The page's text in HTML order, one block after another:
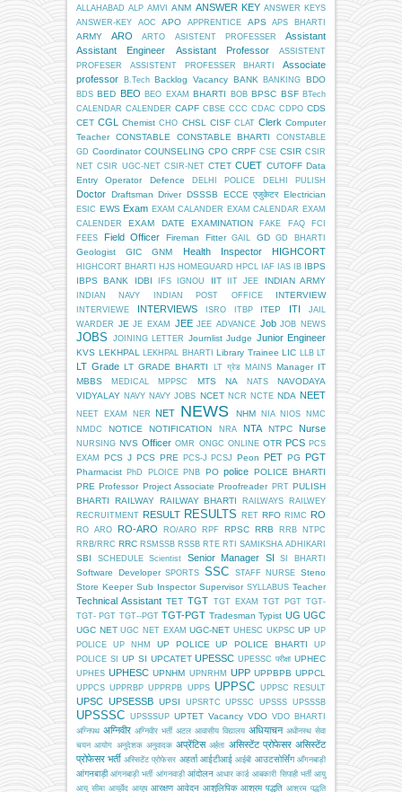
ALLAHABAD ALP AMVI ANM ANSWER KEY ANSWER KEYS
ANSWER-KEY
AOC APO APPRENTICE APS APS BHARTI
ARMY ARO ARTO ASISTENT PROFESSER
Assistant
Assistant Engineer
Assistant Professor
ASSISTENT
PROFESER
ASSISTENT PROFESSER BHARTI
Associate
professor
B.Tech Backlog Vacancy BANK BANKING BDO
BDS BED BEO BEO EXAM BHARTI BOB BPSC BSF BTech
CALENDAR CALENDER CAPF CBSE CCC CDAC CDPO CDS
CET CGL Chemist CHO CHSL CISF CLAT Clerk Computer
Teacher
CONSTABLE CONSTABLE BHARTI
CONSTABLE
GD Coordinator COUNSELING CPO CRPF CSE CSIR CSIR
NET CSIR UGC-NET CSIR-NET CTET CUET CUTOFF Data
Entry Operator
Defence DELHI POLICE DELHI PULISH
Doctor Draftsman Driver DSSSB ECCE एजुकेटर Electrician
ESIC EWS Exam EXAM CALANDER EXAM CALENDAR EXAM
CALENDER
EXAM DATE EXAMINATION FAKE FAQ
FCI
FEES
Field Officer Fireman Fitter GAIL GD GD BHARTI
Geologist GIC GNM Health Inspector HIGHCORT
HIGHCORT BHARTI HJS HOMEGUARD HPCL IAF IAS IB IBPS
IBPS BANK
IDBI IFS IGNOU IIT IIT JEE INDIAN ARMY
INDIAN NAVY INDIAN POST OFFICE INTERVIEW
INTERVIEWE INTERVIEWS ISRO ITBP ITEP ITI
JAIL
WARDER JE JE EXAM JEE JEE ADVANCE Job JOB NEWS
JOBS JOINING LETTER Journlist Judge Junior Engineer
KVS LEKHPAL LEKHPAL BHARTI Library Trainee LIC LLB LT
LT Grade LT GRADE BHARTI LT ग्रेड MAINS Manager IT
MBBS
MEDICAL MPPSC MTS NA NATS
NAVODAYA
VIDYALAY NAVY NAVY JOBS NCET NCR NCTE NDA NEET
NEET EXAM NER NET NEWS NHM NIA NIOS
NMC
NMDC
NOTICE NOTIFICATION NRA NTA NTPC Nurse
NURSING NVS Officer OMR ONGC ONLINE OTR PCS PCS
EXAM
PCS J PCS PRE PCS-J PCSJ Peon PET PG PGT
Pharmacist PhD PLOICE PNB PO police POLICE BHARTI
PRE Professor Project Associate Proofreader PRT PULISH
BHARTI
RAILWAY RAILWAY BHARTI RAILWAYS
RAILWEY
RECRUITMENT RESULT RESULTS RET RFO RIMC RO
RO ARO RO-ARO RO/ARO RPF RPSC RRB
RRB NTPC
RRB/RRC RRC RSMSSB RSSB RTE RTI SAMIKSHA ADHIKARI
SBI SCHEDULE Scientist Senior Manager SI SI BHARTI
Software Developer SPORTS SSC STAFF NURSE
Steno
Store Keeper Sub Inspector Supervisor SYLLABUS Teacher
Technical Assistant TET TGT TGT EXAM TGT PGT TGT-
TGT- PGT TGT--PGT TGT-PGT Tradesman Typist UG UGC
UGC NET UGC NET EXAM UGC-NET UHESC UKPSC UP UP
POLICE
UP NHM UP POLICE UP POLICE BHARTI
UP
POLICE SI
UP SI UPCATET UPESSC UPESSC परीक्षा UPHEC
UPHES UPHESC UPNHM UPNRHM UPP UPPBPB UPPCL
UPPCS UPPRBP UPPRPB UPPS UPPSC UPPSC RESULT
UPSC UPSESSB UPSI UPSRTC UPSSC UPSSS UPSSSB
UPSSSC UPSSSUP UPTET Vacancy VDO VDO BHARTI
अग्निपथ अग्निवीर अग्निवीर भर्ती अटल आवासीय विद्यालय अधियाचन अधीनस्थ सेवा
चयन आयोग अनुदेशक अनुवादक अप्रेंटिस अर्हता असिस्टेंट प्रोफेसर असिस्टेंट
प्रोफेसर भर्ती अस्सिटेंट प्रोफेसर अहर्ता आईटीआई आईबी आउटसोर्सिंग आँगनबाड़ी
आंगनबाड़ी आंगनबाड़ी भर्ती आंगनवाड़ी आंदोलन आधार कार्ड आबकारी सिपाही भर्ती आयु
आयु सीमा आयुर्वेद आयुष आरक्षण आवेदन आशुलिपिक आश्रम पद्धति आश्रम पद्धति